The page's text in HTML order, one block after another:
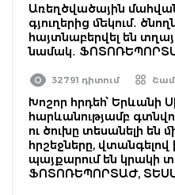
Առեղծվածային
գյուղերից մեկում․
հայտնաբերվել են
նամակ․
32791 դիտում
Խոշոր հրդեհ՝ Երևանի
հարևանությամբ
ու ծուխը տեսանելի են
հրշեջները, վտանգելով
պայքարում են կրակի
ՖՈՏՈՌԵՊՈՐՏԱԺ,